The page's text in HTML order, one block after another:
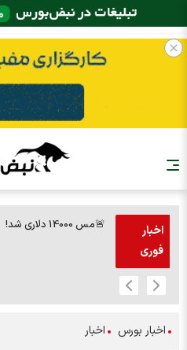
اخبار
فوری
🚨مس 14000 دلاری شد!
اخبار بورس اخبار